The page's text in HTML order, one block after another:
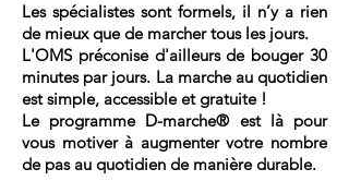
Les spécialistes sont formels, il n’y a rien
de mieux que de marcher tous les jours.
L'OMS préconise d'ailleurs de bouger 30
minutes par jours. La marche au quotidien
est simple, accessible et gratuite !
Le programme D-marche® est là pour
vous motiver à augmenter votre nombre
de pas au quotidien de manière durable.